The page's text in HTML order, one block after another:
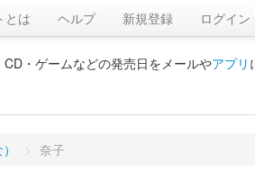
とは ヘルプ 新規登録 ログイン
・ゲームなどの発売日をメールやアプリ
> 奈子